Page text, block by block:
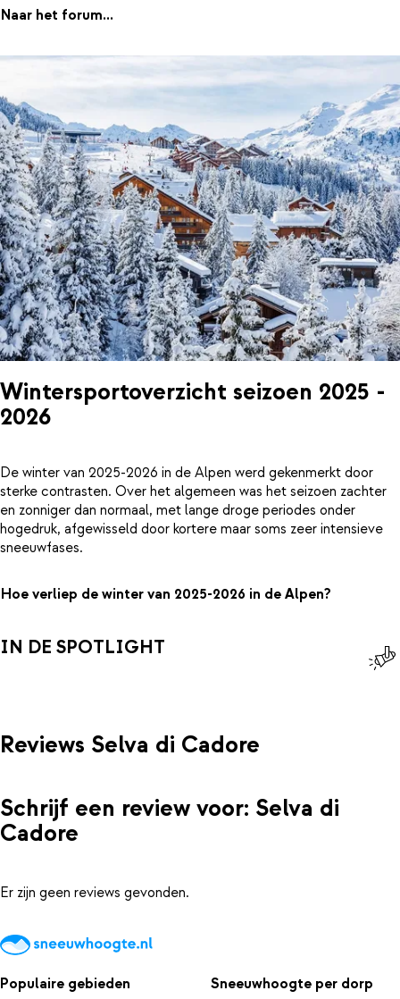
Naar het forum...
Wintersportoverzicht seizoen 2025 -
2026
De winter van 2025-2026 in de Alpen werd gekenmerkt door
sterke contrasten. Over het algemeen was het seizoen zachter
en zonniger dan normaal, met lange droge periodes onder
hogedruk, afgewisseld door kortere maar soms zeer intensieve
sneeuwfases.
Hoe verliep de winter van 2025-2026 in de Alpen?
IN DE SPOTLIGHT
Reviews Selva di Cadore
Schrijf een review voor: Selva di
Cadore
Er zijn geen reviews gevonden.
Populaire gebieden Sneeuwhoogte per dorp